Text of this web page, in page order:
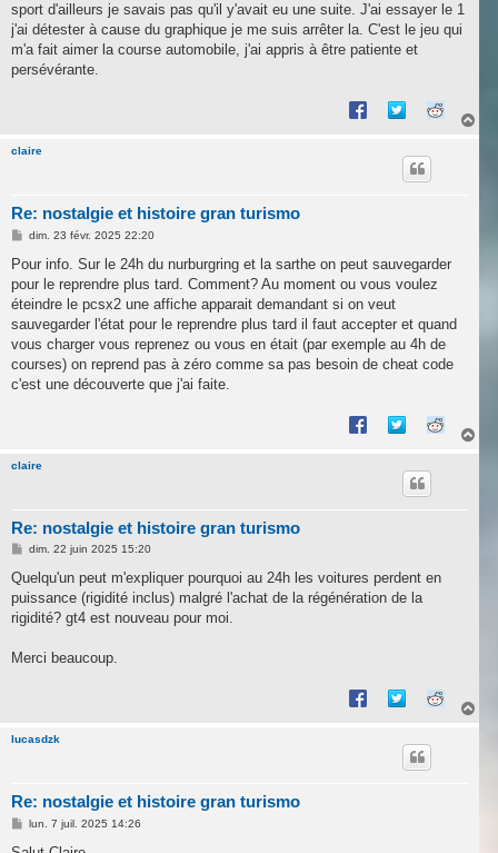
sport d'ailleurs je savais pas qu'il y'avait eu une suite. J'ai essayer le 1
j'ai détester à cause du graphique je me suis arrêter la. C'est le jeu qui
m'a fait aimer la course automobile, j'ai appris à être patiente et
persévérante.
claire
Re: nostalgie et histoire gran turismo
M
s
a
g
dim. 23 févr. 2025 22:20
Pour info. Sur le 24h du nurburgring et la sarthe on peut sauvegarder
pour le reprendre plus tard. Comment? Au moment ou vous voulez
éteindre le pcsx2 une affiche apparait demandant si on veut
sauvegarder l'état pour le reprendre plus tard il faut accepter et quand
vous charger vous reprenez ou vous en était (par exemple au 4h de
courses) on reprend pas à zéro comme sa pas besoin de cheat code
c'est une découverte que j'ai faite.
claire
Re: nostalgie et histoire gran turismo
M
s
a
g
e
dim. 22 juin 2025 15:20
Quelqu'un peut m'expliquer pourquoi au 24h les voitures perdent en
puissance (rigidité inclus) malgré l'achat de la régénération de la
rigidité? gt4 est nouveau pour moi.
Merci beaucoup.
lucasdzk
Re: nostalgie et histoire gran turismo
M
s
lun. 7 juil. 2025 14:26